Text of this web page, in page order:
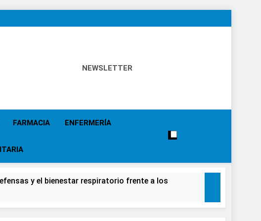
NEWSLETTER
FARMACIA ENFERMERÍA
y el bienestar respiratorio frente a los